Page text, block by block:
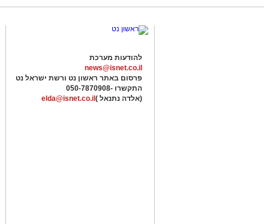
להודעות מערכת
news@isnet.co.il
פרסום באתר ראשון נט ורשת ישראל נט
התקשרו -050-7870908
(אלדה נתנאל ) elda@isnet.co.il